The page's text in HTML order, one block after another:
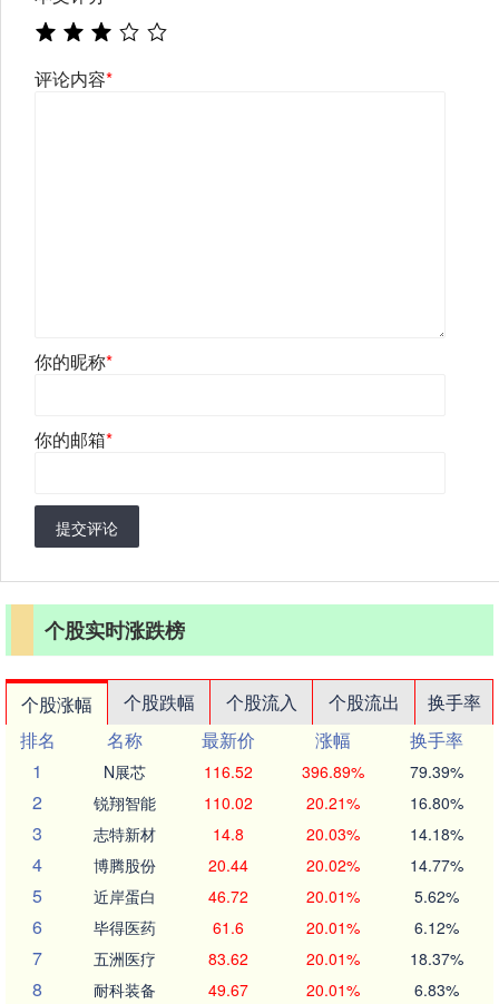
评论内容*
你的昵称*
你的邮箱*
提交评论
个股实时涨跌榜
个股涨幅 个股跌幅 个股流入 个股流出
换手率
排名
名称 最新价 涨幅
换手率
1
N展芯 116.52 396.89% 79.39%
2 锐翔智能 110.02 20.21% 16.80%
3 志特新材 14.8 20.03% 14.18%
4 博腾股份 20.44 20.02% 14.77%
5 近岸蛋白 46.72 20.01% 5.62%
6 毕得医药 61.6 20.01% 6.12%
7 五洲医疗 83.62 20.01% 18.37%
8 耐科装备 49.67 20.01% 6.83%